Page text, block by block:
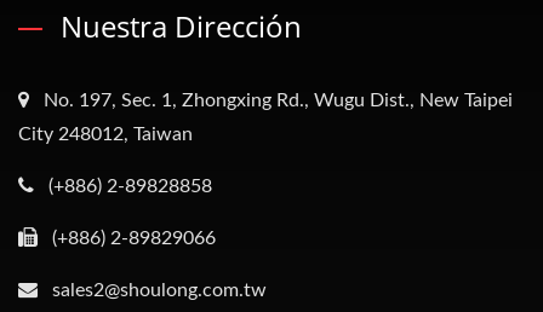
Nuestra Dirección
No. 197, Sec. 1, Zhongxing Rd., Wugu Dist., New Taipei
City 248012, Taiwan
(+886) 2-89828858
(+886) 2-89829066
sales2@shoulong.com.tw